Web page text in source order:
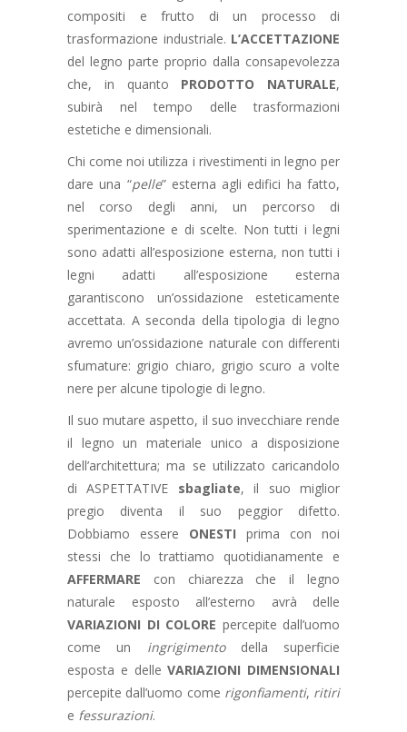
compositi e frutto di un processo di
trasformazione industriale. L’ACCETTAZIONE
del legno parte proprio dalla consapevolezza
che, in quanto PRODOTTO NATURALE,
subirà nel tempo delle trasformazioni
estetiche e dimensionali.
Chi come noi utilizza i rivestimenti in legno per
dare una “pelle” esterna agli edifici ha fatto,
nel corso degli anni, un percorso di
sperimentazione e di scelte. Non tutti i legni
sono adatti all’esposizione esterna, non tutti i
legni adatti all’esposizione esterna
garantiscono un’ossidazione esteticamente
accettata. A seconda della tipologia di legno
avremo un’ossidazione naturale con differenti
sfumature: grigio chiaro, grigio scuro a volte
nere per alcune tipologie di legno.
Il suo mutare aspetto, il suo invecchiare rende
il legno un materiale unico a disposizione
dell’architettura; ma se utilizzato caricandolo
di ASPETTATIVE sbagliate, il suo miglior
pregio diventa il suo peggior difetto.
Dobbiamo essere ONESTI prima con noi
stessi che lo trattiamo quotidianamente e
AFFERMARE con chiarezza che il legno
naturale esposto all’esterno avrà delle
VARIAZIONI DI COLORE percepite dall’uomo
come un ingrigimentodella superficie
esposta e delleVARIAZIONI DIMENSIONALI
percepite dall’uomo come rigonfiamenti, ritiri
e fessurazioni.